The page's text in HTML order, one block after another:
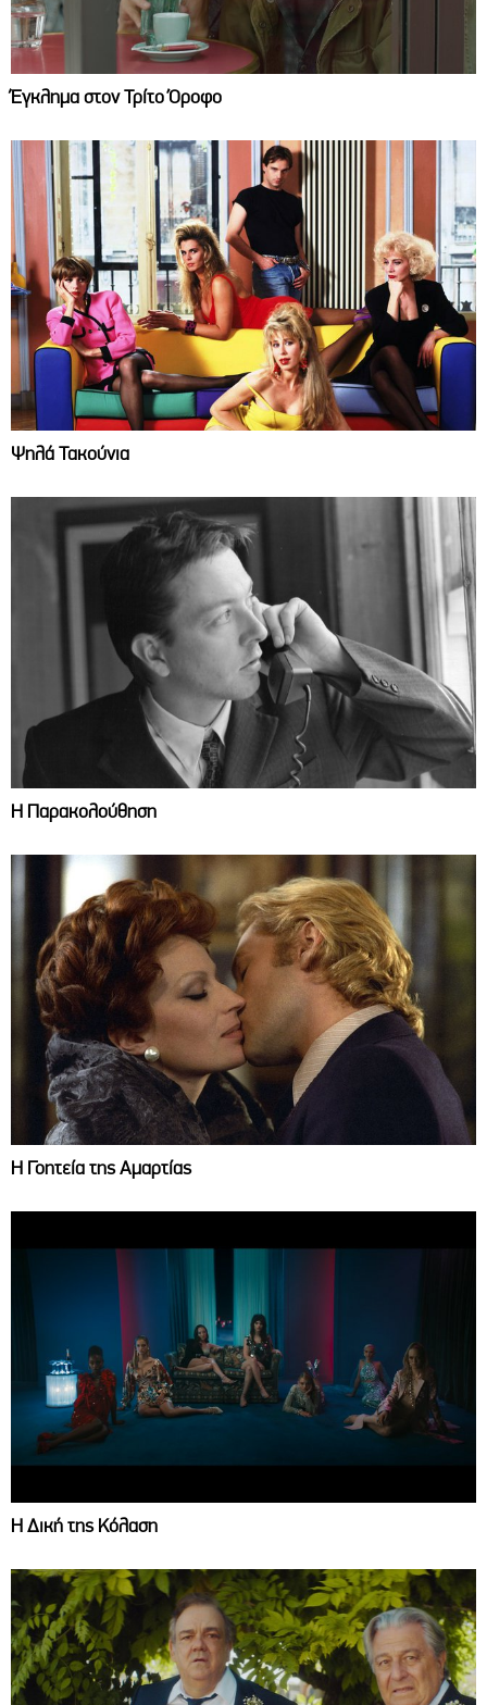
Έγκλημα στον Τρίτο Όροφο
Ψηλά Τακούνια
Η Παρακολούθηση
Η Γοητεία της Αμαρτίας
Η Δική της Κόλαση